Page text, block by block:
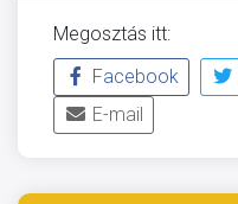
Megosztás itt:
Facebook
E-mail